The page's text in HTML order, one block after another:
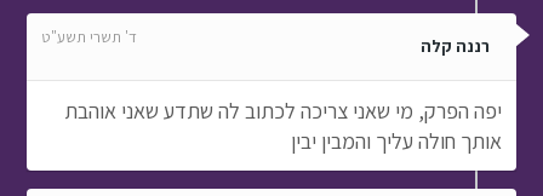
רננה קלה ד' תשרי תשע"ט
יפה הפרק, מי שאני צריכה לכתוב לה שתדע שאני אוהבת
אותך חולה עליך והמבין יבין